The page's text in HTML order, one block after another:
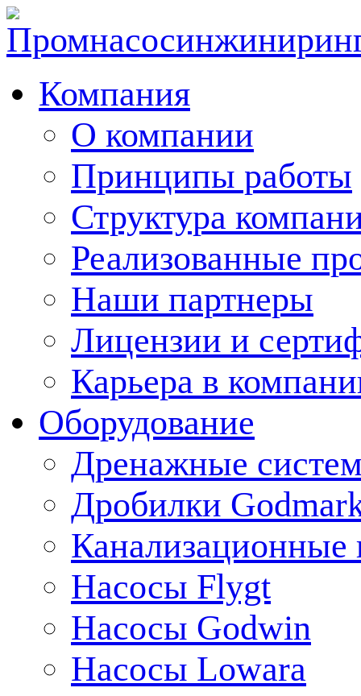
Компания
О компании
Принципы работы
Структура
Реализованные
Наши партнеры
Лицензии и
Карьера в
Оборудование
Дренажные
Дробилки
Канализационные
Насосы Flygt
Насосы Godwin
Насосы Lowara